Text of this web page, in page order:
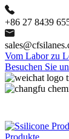
+86 27 8439
Vom Labor zu
Besuchen Sie
Produkte